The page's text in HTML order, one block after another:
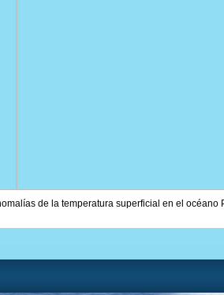
de la temperatura superficial en el océano